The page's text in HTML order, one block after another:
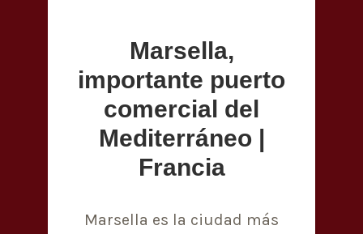
Marsella,
importante puerto
comercial del
Mediterráneo |
Francia
Marsella es la ciudad más